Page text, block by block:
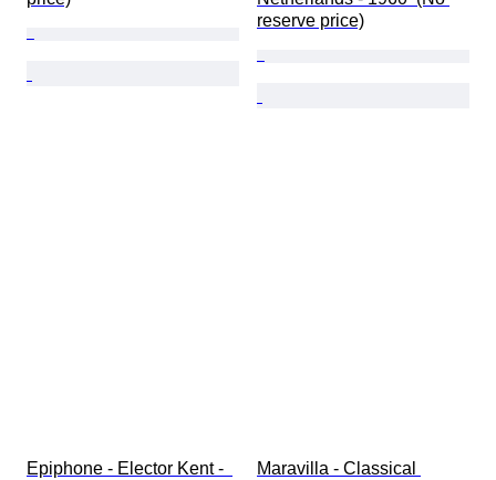
reserve price)
Epiphone - Elector Kent -
Maravilla - Classical